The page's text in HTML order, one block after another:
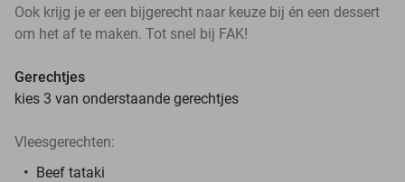
Ook krijg je er een bijgerecht naar keuze bij én een dessert
om het af te maken. Tot snel bij FAK!
Gerechtjes
kies 3 van onderstaande gerechtjes
Vleesgerechten:
Beef tataki